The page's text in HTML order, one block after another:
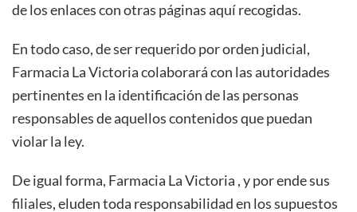
de los enlaces con otras páginas aquí recogidas.
En todo caso, de ser requerido por orden judicial,
Farmacia La Victoriacolaborará con las autoridades
pertinentes en la identificación de las personas
responsables de aquellos contenidos que puedan
violar la ley.
De igual forma, Farmacia La Victoria , y por ende sus
filiales, eluden toda responsabilidad en los supuestos